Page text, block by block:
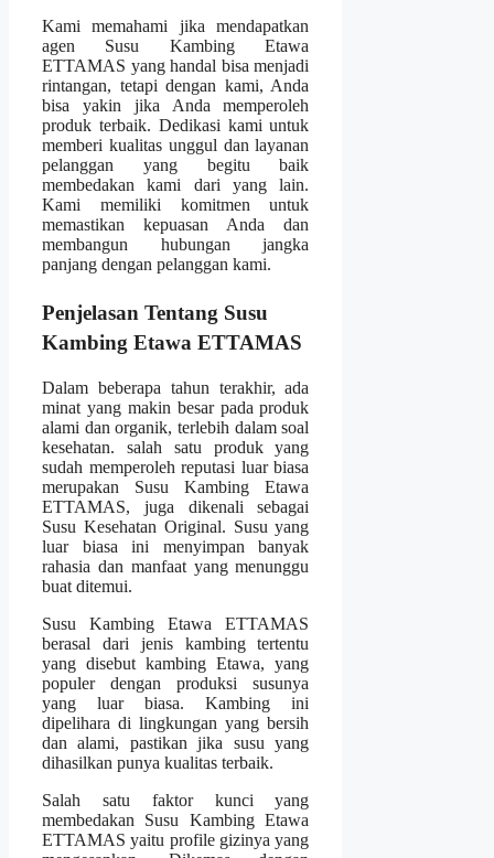
Kami memahami jika mendapatkan
agen Susu Kambing Etawa
ETTAMAS yang handal bisa menjadi
rintangan, tetapi dengan kami, Anda
bisa yakin jika Anda memperoleh
produk terbaik. Dedikasi kami untuk
memberi kualitas unggul dan layanan
pelanggan yang begitu baik
membedakan kami dari yang lain.
Kami memiliki komitmen untuk
memastikan kepuasan Anda dan
membangun hubungan jangka
panjang dengan pelanggan kami.
Penjelasan Tentang Susu
Kambing Etawa ETTAMAS
Dalam beberapa tahun terakhir, ada
minat yang makin besar pada produk
alami dan organik, terlebih dalam soal
kesehatan. salah satu produk yang
sudah memperoleh reputasi luar biasa
merupakan Susu Kambing Etawa
ETTAMAS, juga dikenali sebagai
Susu Kesehatan Original. Susu yang
luar biasa ini menyimpan banyak
rahasia dan manfaat yang menunggu
buat ditemui.
Susu Kambing Etawa ETTAMAS
berasal dari jenis kambing tertentu
yang disebut kambing Etawa, yang
populer dengan produksi susunya
yang luar biasa. Kambing ini
dipelihara di lingkungan yang bersih
dan alami, pastikan jika susu yang
dihasilkan punya kualitas terbaik.
Salah satu faktor kunci yang
membedakan Susu Kambing Etawa
ETTAMAS yaitu profile gizinya yang